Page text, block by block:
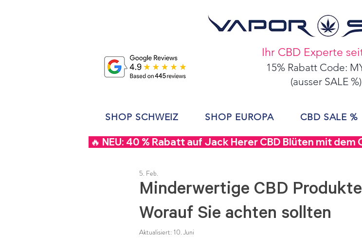
Ihr CBD Experte
15% Rabatt Code:
(ausser SALE %)
SHOP SCHWEIZ SHOP EUROPA CBD SALE %
🔥 NEU: 40 % Rabatt auf Jack Herer CBD Blüten mit
Minderwertige CBD
Worauf Sie achten sollten
5. Feb.
Aktualisiert: 10. Juni